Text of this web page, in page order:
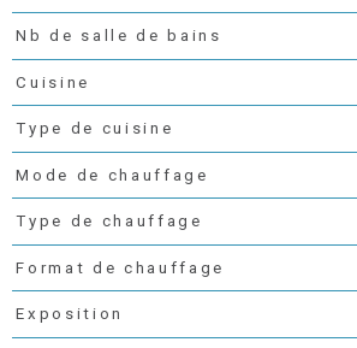
Nb de salle de bains
Cuisine
Type de cuisine
Mode de chauffage
Type de chauffage
Format de chauffage
Exposition